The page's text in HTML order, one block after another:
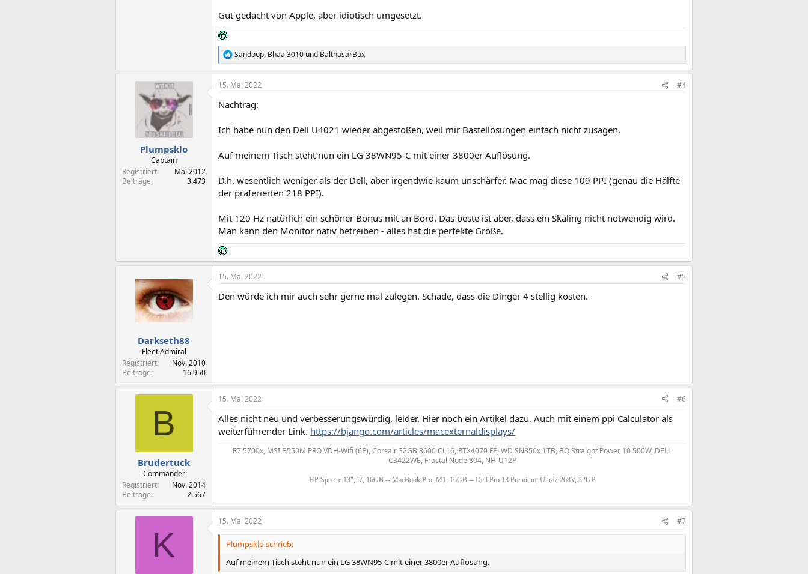
Gut gedacht von Apple, aber idiotisch umgesetzt.
R
e
a
k
i
n
e
:
Sandoop, Bhaal3010 und BalthasarBux
Plumpsklo
Captain
Registriert
Mai 2012
Beiträge
3.473
15. Mai 2022 #4
Nachtrag:
Ich habe nun den Dell U4021 wieder abgestoßen, weil mir Bastellösungen einfach nicht zusagen.
Auf meinem Tisch steht nun ein LG 38WN95-C mit einer 3800er Auflösung.
D.h. wesentlich weniger als der Dell, aber irgendwie kaum unschärfer. Mac mag diese 109 PPI (genau die Hälfte
der präferierten 218 PPI).
Mit 120 Hz natürlich ein schöner Bonus mit an Bord. Das beste ist aber, dass ein Skaling nicht notwendig wird.
Man kann den Monitor nativ betreiben - alles hat die perfekte Größe.
Darkseth88
Fleet Admiral
Registriert
Nov. 2010
Beiträge
16.950
15. Mai 2022 #5
Den würde ich mir auch sehr gerne mal zulegen. Schade, dass die Dinger 4 stellig kosten.
B
Brudertuck
Commander
Registriert
Nov. 2014
Beiträge
2.567
15. Mai 2022 #6
Alles nicht neu und verbesserungswürdig, leider. Hier noch ein Artikel dazu. Auch mit einem ppi Calculator als
weiterführender Link. https://bjango.com/articles/macexternaldisplays/
R7 5700x, MSI B550M PRO VDH-Wifi (6E), Corsair 32GB 3600 CL16, RTX4070 FE, WD SN850x 1TB, BQ Straight Power 10 500W, DELL
C3422WE, Fractal Node 804, NH-U12P
HP Spectre 13", i7, 16GB -- MacBook Pro, M1, 16GB -- Dell Pro 13 Premium, Ultra7 268V, 32GB
K
15. Mai 2022 #7
Plumpsklo schrieb:
Auf meinem Tisch steht nun ein LG 38WN95-C mit einer 3800er Auflösung.